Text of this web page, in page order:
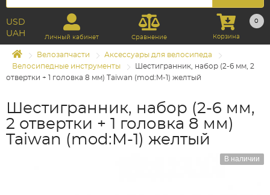
USD
UAH
Личный кабинет Сравнение
0
Корзина
Велозапчасти
Аксессуары для велосипеда
Велосипедные инструменты
Шестигранник, набор (2-6 мм, 2
отвертки + 1 головка 8 мм) Taiwan (mod:M-1) желтый
Шестигранник, набор (2-6 мм,
2 отвертки + 1 головка 8 мм)
Taiwan (mod:M-1) желтый
В наличии